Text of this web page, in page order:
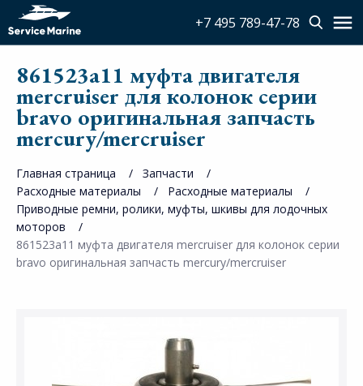
+7 495 789-47-78
861523a11 муфта двигателя
mercruiser для колонок серии
bravo оригинальная запчасть
mercury/mercruiser
Главная страница
Запчасти
Расходные материалы
Расходные материалы
Приводные ремни, ролики, муфты, шкивы для лодочных
моторов
861523a11 муфта двигателя mercruiser для колонок серии
bravo оригинальная запчасть mercury/mercruiser